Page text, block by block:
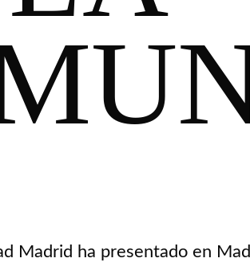
Madrid ha presentado en